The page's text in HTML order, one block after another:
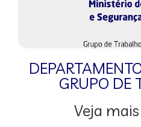
GRUPO DE
Veja